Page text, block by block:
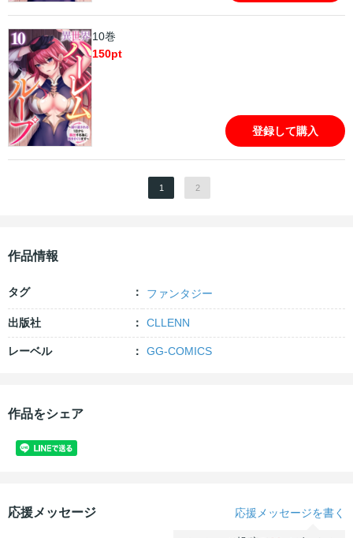
10巻
150pt
登録して購入
1 2
作品情報
タグ ファンタジー
出版社 CLLENN
レーベル GG-COMICS
作品をシェア
応援メッセージ 応援メッセージを書く